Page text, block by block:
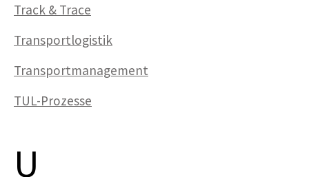
Track & Trace
Transportlogistik
Transportmanagement
TUL-Prozesse
U